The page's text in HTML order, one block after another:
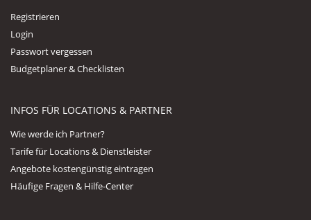
Registrieren
Login
Passwort vergessen
Budgetplaner & Checklisten
INFOS FÜR LOCATIONS & PARTNER
Wie werde ich Partner?
Tarife für Locations & Dienstleister
Angebote kostengünstig eintragen
Häufige Fragen & Hilfe-Center